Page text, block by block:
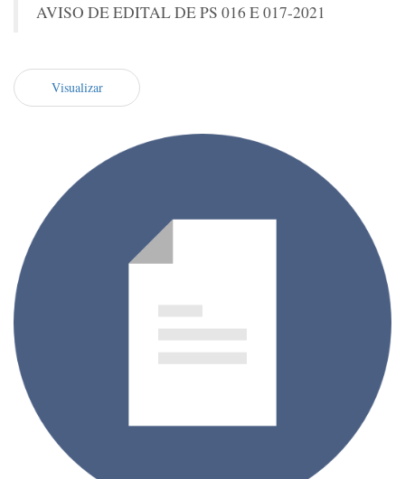
AVISO DE EDITAL DE PS 016 E 017-2021
Visualizar